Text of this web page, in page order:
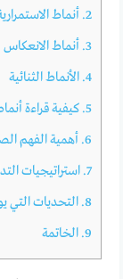
2. أنماط
3. أنماط الانعكاس
4. الأنماط الثنائية
5. كيفية قراءة
6. أهمية الفهم
7. استراتيجيات
8. التحديات التي
9. الخاتمة